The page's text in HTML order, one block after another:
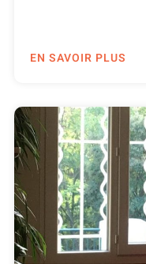
EN SAVOIR PLUS